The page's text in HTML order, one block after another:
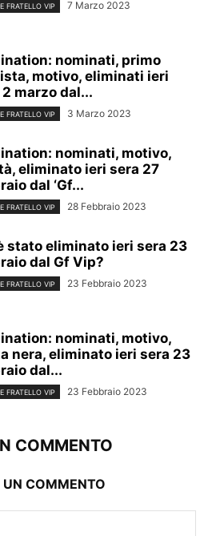
FRATELLO VIP 7 Marzo 2023
nominati, primo
motivo, eliminati ieri
marzo dal...
FRATELLO VIP 3 Marzo 2023
nominati, motivo,
eliminato ieri sera 27
dal ‘Gf...
FRATELLO VIP 28 Febbraio 2023
stato eliminato ieri sera 23
dal Gf Vip?
FRATELLO VIP 23 Febbraio 2023
nominati, motivo,
nera, eliminato ieri sera 23
dal...
FRATELLO VIP 23 Febbraio 2023
COMMENTO
UN COMMENTO